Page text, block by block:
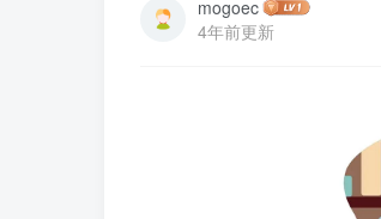
mogoec
4年前更新